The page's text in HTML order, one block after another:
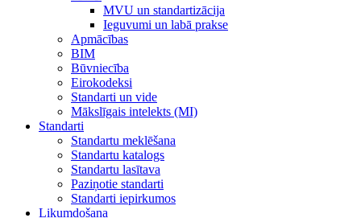
MVU un standartizācija
Ieguvumi un labā prakse
Apmācības
BIM
Būvniecība
Eirokodeksi
Standarti un vide
Mākslīgais intelekts (MI)
Standarti
Standartu meklēšana
Standartu katalogs
Standartu lasītava
Paziņotie standarti
Standarti iepirkumos
Likumdošana